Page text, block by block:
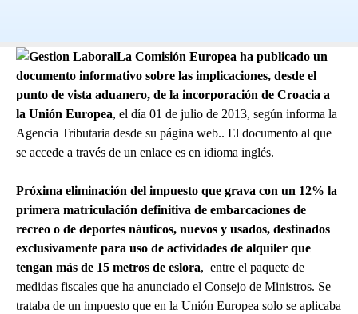
La Comisión Europea ha publicado un
documento informativo sobre las implicaciones, desde el
punto de vista aduanero, de la incorporación de Croacia a
la Unión Europea, el día 01 de julio de 2013, según informa la
Agencia Tributaria desde su página web.. El documento al que
se accede a través de un enlace es en idioma inglés.
Próxima eliminación del impuesto que grava con un 12% la
primera matriculación definitiva de embarcaciones de
recreo o de deportes náuticos, nuevos y usados, destinados
exclusivamente para uso de actividades de alquiler que
tengan más de 15 metros de eslora, entre el paquete de
medidas fiscales que ha anunciado el Consejo de Ministros. Se
trataba de un impuesto que en la Unión Europea solo se aplicaba